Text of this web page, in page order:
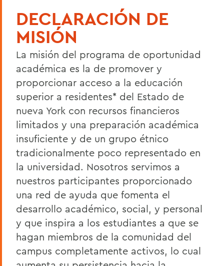
DECLARACIÓN DE
MISIÓN
La misión del programa de oportunidad
académica es la de promover y
proporcionar acceso a la educación
superior a residentes* del Estado de
nueva York con recursos financieros
limitados y una preparación académica
insuficiente y de un grupo étnico
tradicionalmente poco representado en
la universidad. Nosotros servimos a
nuestros participantes proporcionado
una red de ayuda que fomenta el
desarrollo académico, social, y personal
y que inspira a los estudiantes a que se
hagan miembros de la comunidad del
campus completamente activos, lo cual